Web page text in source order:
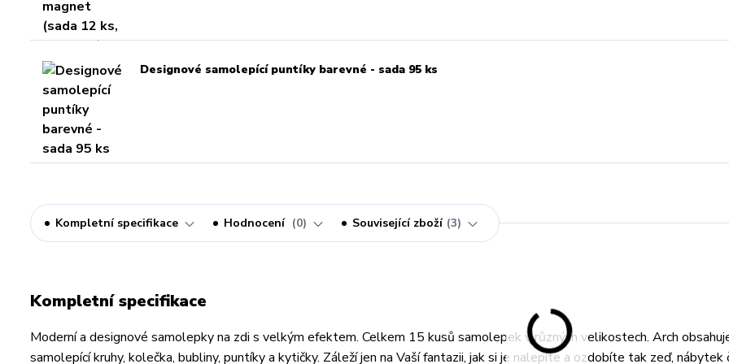
Designové samolepící puntíky barevné - sada 95 ks
Kompletní specifikace Hodnocení 0 Související zboží 3
Kompletní specifikace
Moderní a designové samolepky na zdi s velkým efektem. Celkem 15 kusů samolepek v různých velikostech. Arch
samolepící kruhy, kolečka, bubliny, puntíky a kytičky. Záleží jen na Vaší fantazii, jak si je nalepíte a ozdobíte tak zeď, nábytek